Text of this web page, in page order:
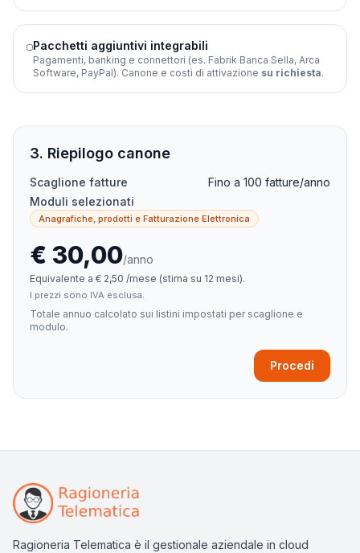
Pacchetti aggiuntivi integrabili
Pagamenti, banking e connettori (es. Fabrik Banca Sella, Arca
Software, PayPal). Canone e costi di attivazione su richiesta.
3. Riepilogo canone
Scaglione fatture
Fino a 100 fatture/anno
Moduli selezionati
Anagrafiche, prodotti e Fatturazione Elettronica
€ 30,00/anno
Equivalente a € 2,50 /mese (stima su 12 mesi).
I prezzi sono IVA esclusa.
Totale annuo calcolato sui listini impostati per scaglione e
modulo.
Procedi
Ragioneria Telematica è il gestionale aziendale in cloud